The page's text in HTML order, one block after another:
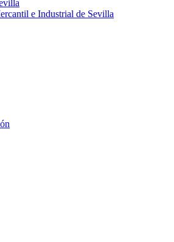
e Industrial de Sevilla